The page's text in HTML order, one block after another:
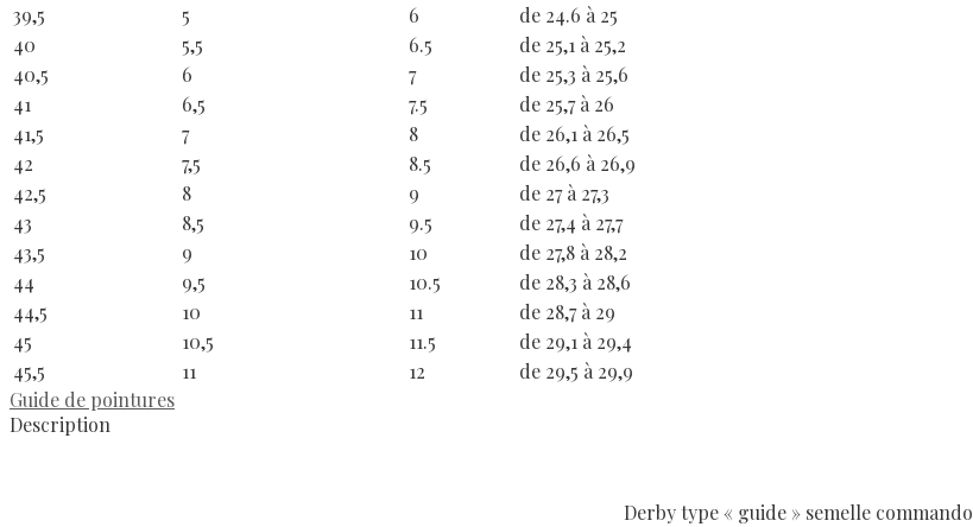
39,5
5 6
de 24.6 à 25
40
5,5 6.5
de 25,1 à 25,2
40,5
6 7
de 25,3 à 25,6
41
6,5 7.5
de 25,7 à 26
41,5
7 8
de 26,1 à 26,5
42
7,5 8.5
de 26,6 à 26,9
42,5
8 9
de 27 à 27,3
43
8,5 9.5
de 27,4 à 27,7
43,5
9 10
de 27,8 à 28,2
44
9,5 10.5
de 28,3 à 28,6
44,5
10 11
de 28,7 à 29
45
10,5 11.5
de 29,1 à 29,4
45,5
11 12
de 29,5 à 29,9
Guide de pointures
Description
Derby type « guide » semelle commando